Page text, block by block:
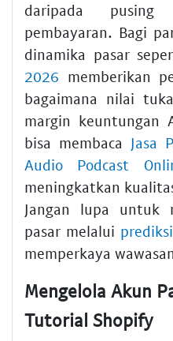
daripada pusing
pembayaran. Bagi
dinamika pasar
2026 memberikan
bagaimana nilai
margin keuntungan
bisa membaca Jasa
Audio Podcast
meningkatkan
Jangan lupa untuk
pasar melalui
memperkaya
Mengelola Akun
Tutorial Shopify